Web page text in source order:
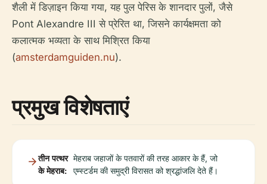
शैली में डिज़ाइन किया गया, यह पुल पेरिस के शानदार पुलों, जैसे
Pont Alexandre III से प्रेरित था, जिसने कार्यक्षमता को
कलात्मक भव्यता के साथ मिश्रित किया
(amsterdamguiden.nu).
प्रमुख विशेषताएं
तीन पत्थर
के मेहराब:
मेहराब जहाजों के पतवारों की तरह आकार के हैं, जो
एम्स्टर्डम की समुद्री विरासत को श्रद्धांजलि देते हैं।